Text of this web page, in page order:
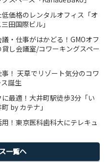
価格のレンタルオフィス「オ
田国際ビル」
・仕事がはかどる！GMOオフ
し会議室/コワーキングスペー
！ 天草でリゾート気分のコワ
誕生
に最適！大井町駅徒歩3分「い
by カテナ」
！東京医科歯科大にテレキュ
一覧へ